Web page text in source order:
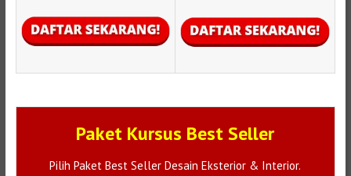
Paket Kursus Best Seller
Pilih Paket Best Seller Desain Eksterior & Interior.